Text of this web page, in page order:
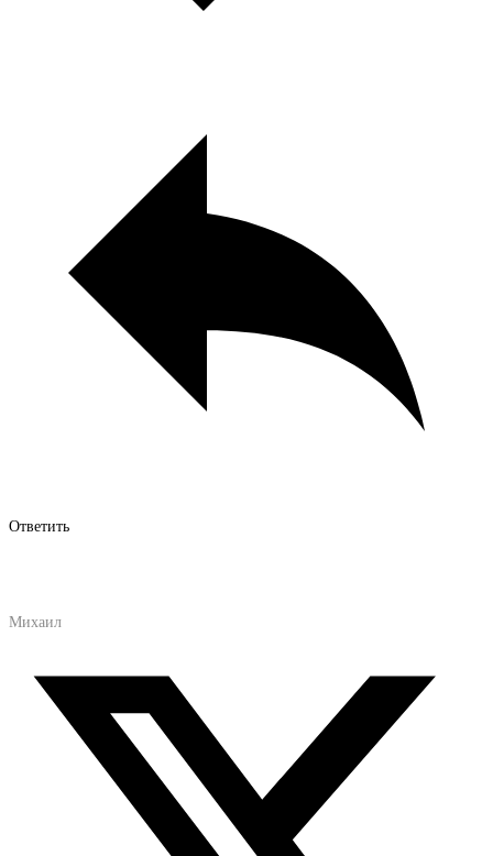
Ответить
Михаил